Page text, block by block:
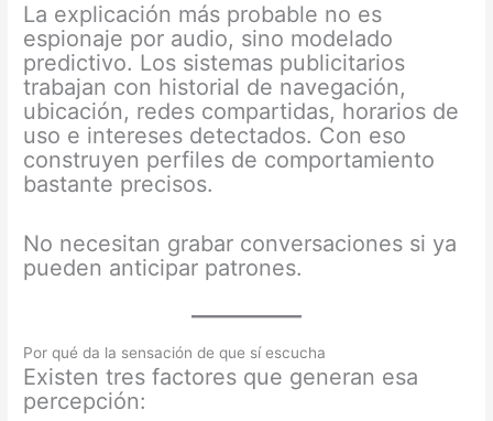
La explicación más probable no es
espionaje por audio, sino modelado
predictivo. Los sistemas publicitarios
trabajan con historial de navegación,
ubicación, redes compartidas, horarios de
uso e intereses detectados. Con eso
construyen perfiles de comportamiento
bastante precisos.
No necesitan grabar conversaciones si ya
pueden anticipar patrones.
Por qué da la sensación de que sí escucha
Existen tres factores que generan esa
percepción: